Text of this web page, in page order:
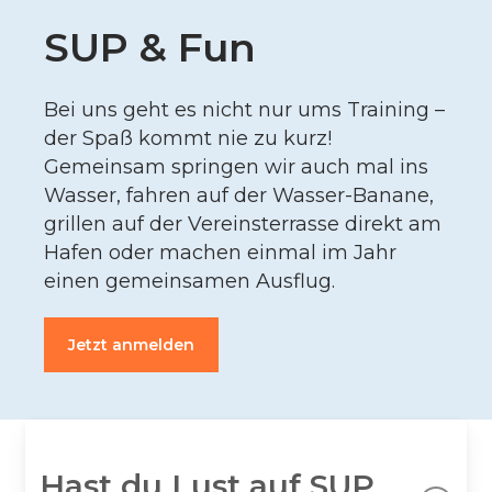
SUP & Fun
Bei uns geht es nicht nur ums Training –
der Spaß kommt nie zu kurz!
Gemeinsam springen wir auch mal ins
Wasser, fahren auf der Wasser-Banane,
grillen auf der Vereins­terrasse direkt am
Hafen oder machen einmal im Jahr
einen gemeinsamen Ausflug.
Jetzt anmelden